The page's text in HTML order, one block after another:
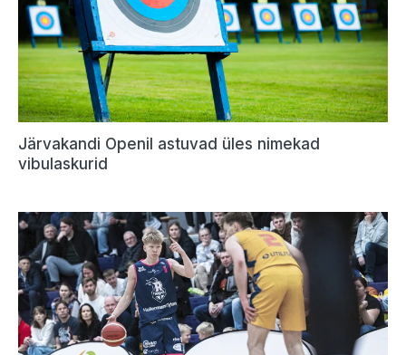
Järvakandi Openil astuvad üles nimekad
vibulaskurid